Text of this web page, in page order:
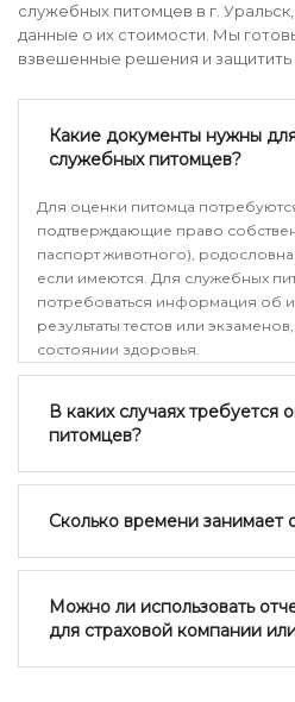
служебных питомцев в г.
данные о их стоимости. Мы
взвешенные решения и
Какие документы нужны
служебных питомцев?
Для оценки питомца
подтверждающие право
паспорт животного),
если имеются. Для служебных
потребоваться информация об
результаты тестов или
состоянии здоровья.
В каких случаях требуется
питомцев?
Сколько времени занимает
Можно ли использовать
для страховой компании